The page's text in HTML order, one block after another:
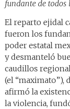
fundante de todos
El reparto ejidal
fueron los
poder estatal
y desmanteló
caudillos
(el “maximato”),
afirmó la
la violencia,